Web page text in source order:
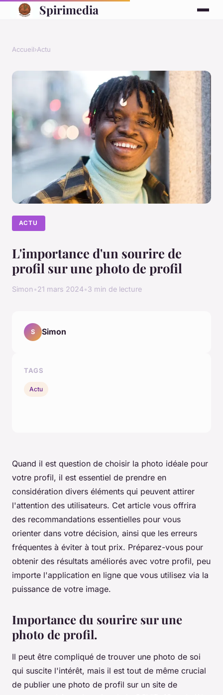
Spirimedia
Accueil›Actu
ACTU
L'importance d'un sourire de
profil sur une photo de profil
Simon•21 mars 2024•3 min de lecture
Quand il est question de choisir la photo idéale pour
votre profil, il est essentiel de prendre en
considération divers éléments qui peuvent attirer
l'attention des utilisateurs. Cet article vous offrira
des recommandations essentielles pour vous
orienter dans votre décision, ainsi que les erreurs
fréquentes à éviter à tout prix. Préparez-vous pour
obtenir des résultats améliorés avec votre profil, peu
importe l'application en ligne que vous utilisez via la
puissance de votre image.
Importance du sourire sur une
photo de profil.
Il peut être compliqué de trouver une photo de soi
qui suscite l'intérêt, mais il est tout de même crucial
de publier une photo de profil sur un site de
S Simon
TAGS
Actu